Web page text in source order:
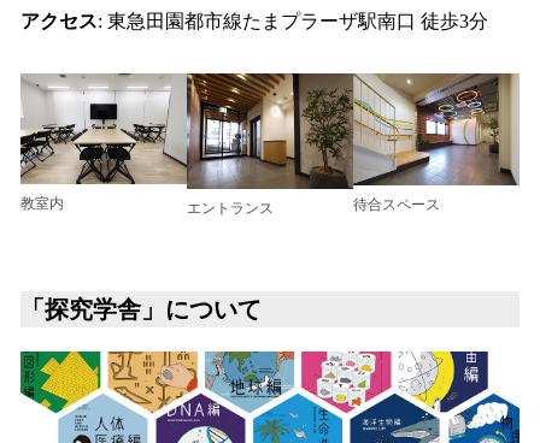
アクセス: 東急田園都市線たまプラーザ駅南口 徒歩3分
教室内 エントランス 待合スペース
「探究学舎」について